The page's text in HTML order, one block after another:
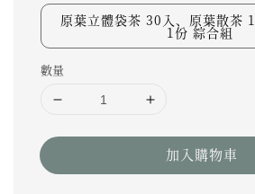
原葉立體袋茶 30入、原葉散茶
1份 綜合組
數量
加入購物車